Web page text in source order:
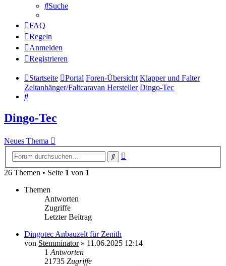
Suche
FAQ
Regeln
Anmelden
Registrieren
Startseite Portal Foren-Übersicht Klapper und Falter
Zeltanhänger/Faltcaravan Hersteller Dingo-Tec
Suche
Dingo-Tec
Neues Thema
Suche
26 Themen • Seite 1 von 1
Themen
Antworten
Zugriffe
Letzter Beitrag
Dingotec Anbauzelt für Zenith
von Stemminator» 11.06.2025 12:14
1 Antworten
21735 Zugriffe